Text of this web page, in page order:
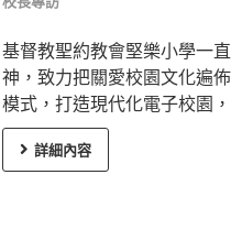
基督教聖約教會堅樂小學一
神，致力把關愛校園文化遍
模式，打造現代化電子校園
詳細內容